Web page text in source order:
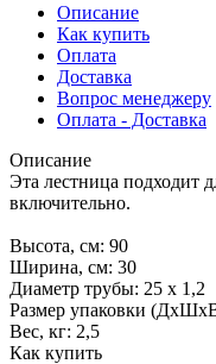
Описание
Как купить
Оплата
Доставка
Вопрос менеджеру
Оплата - Доставка
Описание
Эта лестница подходит
включительно.
Высота, см: 90
Ширина, см: 30
Диаметр трубы: 25 х 1,2
Размер упаковки
Вес, кг: 2,5
Как купить